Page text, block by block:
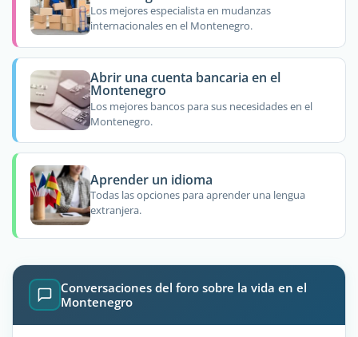
Los mejores especialista en mudanzas
internacionales en el Montenegro.
Abrir una cuenta bancaria en el
Montenegro
Los mejores bancos para sus necesidades en el
Montenegro.
Aprender un idioma
Todas las opciones para aprender una lengua
extranjera.
Conversaciones del foro sobre la vida en el
Montenegro